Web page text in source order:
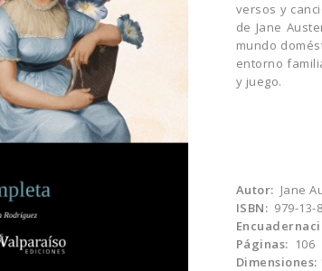
versos y
de Jane
mundo
entorno
y juego.
Autor: Jane
ISBN: 979-13-
Páginas: 106
Dimensiones: